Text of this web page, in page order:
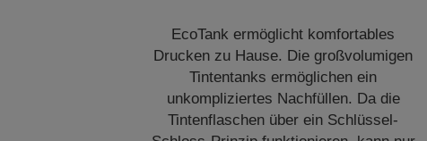
EcoTank ermöglicht komfortables
Drucken zu Hause. Die großvolumigen
Tintentanks ermöglichen ein
unkompliziertes Nachfüllen. Da die
Tintenflaschen über ein Schlüssel-